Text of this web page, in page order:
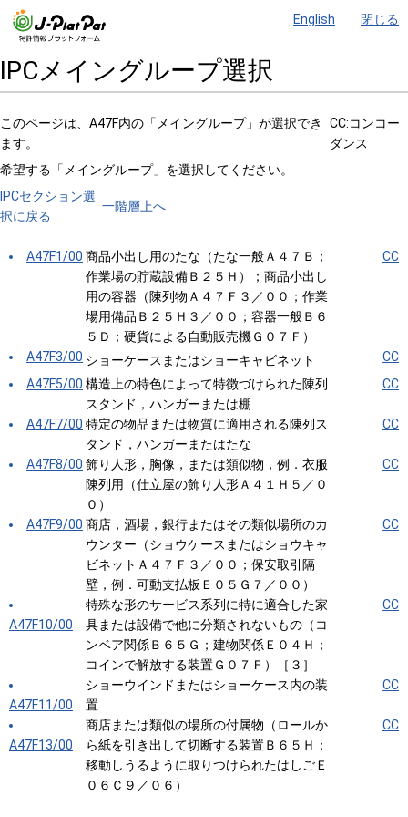
English 閉じる
IPCメイングループ選択
このページは、A47F内の「メイングループ」が選択でき
ます。
CC:コンコー
ダンス
希望する「メイングループ」を選択してください。
IPCセクション選
択に戻る
一階層上へ
A47F1/00 商品小出し用のたな（たな一般Ａ４７Ｂ；
作業場の貯蔵設備Ｂ２５Ｈ）；商品小出し
用の容器（陳列物Ａ４７Ｆ３／００；作業
場用備品Ｂ２５Ｈ３／００；容器一般Ｂ６
５Ｄ；硬貨による自動販売機Ｇ０７Ｆ）
CC
A47F3/00 ショーケースまたはショーキャビネット
CC
A47F5/00 構造上の特色によって特徴づけられた陳列
スタンド，ハンガーまたは棚
CC
A47F7/00 特定の物品または物質に適用される陳列ス
タンド，ハンガーまたはたな
CC
A47F8/00 飾り人形，胸像，または類似物，例．衣服
陳列用（仕立屋の飾り人形Ａ４１Ｈ５／０
０）
CC
A47F9/00 商店，酒場，銀行またはその類似場所のカ
ウンター（ショウケースまたはショウキャ
ビネットＡ４７Ｆ３／００；保安取引隔
壁，例．可動支払板Ｅ０５Ｇ７／００）
CC
A47F10/00
特殊な形のサービス系列に特に適合した家
具または設備で他に分類されないもの（コ
ンベア関係Ｂ６５Ｇ；建物関係Ｅ０４Ｈ；
コインで解放する装置Ｇ０７Ｆ）［３］
CC
A47F11/00
ショーウインドまたはショーケース内の装
置
CC
A47F13/00
商店または類似の場所の付属物（ロールか
ら紙を引き出して切断する装置Ｂ６５Ｈ；
移動しうるように取りつけられたはしごＥ
０６Ｃ９／０６）
CC